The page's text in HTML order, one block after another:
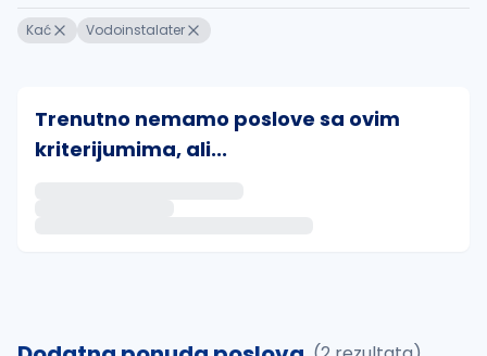
Kać Vodoinstalater
Trenutno nemamo poslove sa ovim
kriterijumima, ali...